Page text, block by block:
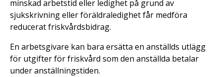
minskad arbetstid eller ledighet på grund av
sjukskrivning eller föräldraledighet får medföra
reducerat friskvårdsbidrag.
En arbetsgivare kan bara ersätta en anställds utlägg
för utgifter för friskvård som den anställda betalar
under anställningstiden.